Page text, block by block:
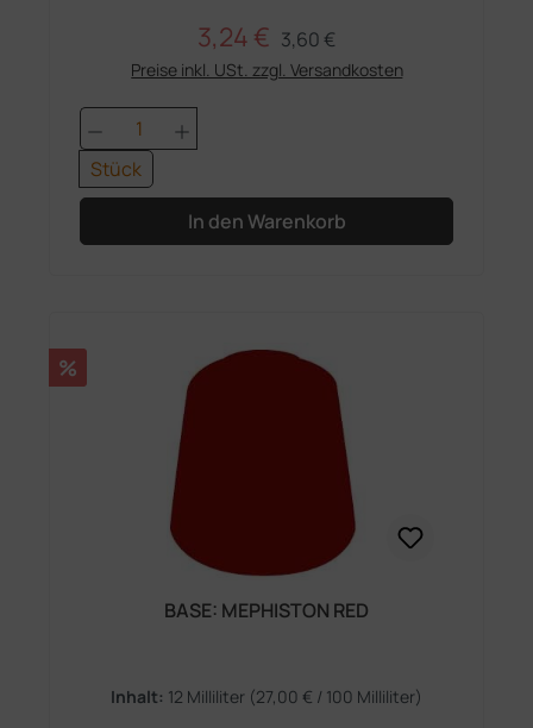
Verkaufspreis:
3,24 € Regulärer Preis:
3,60 €
Preise inkl. USt. zzgl. Versandkosten
Produkt Anzahl: Gib den
Stück
In den Warenkorb
Rabatt
%
BASE: MEPHISTON RED
Inhalt: 12 Milliliter (27,00 € / 100 Milliliter)